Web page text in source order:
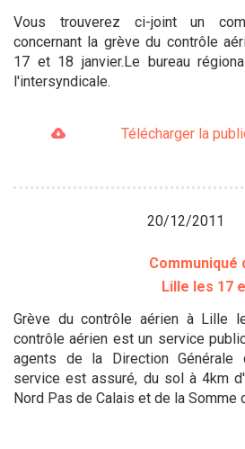
Vous trouverez ci-joint un
concernant la grève du contrôle
17 et 18 janvier.Le bureau
l'intersyndicale.
Télécharger la
20/12/2011
Communiqué
Lille les 17
Grève du contrôle aérien à Lille
contrôle aérien est un service
agents de la Direction Générale
service est assuré, du sol à 4km
Nord Pas de Calais et de la Somme